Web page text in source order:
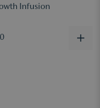
Infusion